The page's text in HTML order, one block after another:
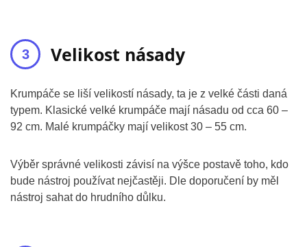
Velikost násady
Krumpáče se liší velikostí násady, ta je z velké části daná
typem. Klasické velké krumpáče mají násadu od cca 60 –
92 cm. Malé krumpáčky mají velikost 30 – 55 cm.
Výběr správné velikosti závisí na výšce postavě toho, kdo
bude nástroj používat nejčastěji. Dle doporučení by měl
nástroj sahat do hrudního důlku.